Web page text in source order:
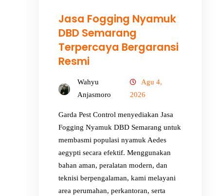
Jasa Fogging Nyamuk
DBD Semarang
Terpercaya Bergaransi
Resmi
Wahyu
Anjasmoro
Agu 4,
2026
Garda Pest Control menyediakan Jasa
Fogging Nyamuk DBD Semarang untuk
membasmi populasi nyamuk Aedes
aegypti secara efektif. Menggunakan
bahan aman, peralatan modern, dan
teknisi berpengalaman, kami melayani
area perumahan, perkantoran, serta